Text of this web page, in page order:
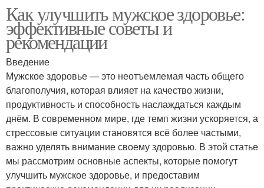
Как улучшить мужское здоровье:
эффективные советы и
рекомендации
Введение
Мужское здоровье — это неотъемлемая часть общего
благополучия, которая влияет на качество жизни,
продуктивность и способность наслаждаться каждым
днём. В современном мире, где темп жизни ускоряется, а
стрессовые ситуации становятся всё более частыми,
важно уделять внимание своему здоровью. В этой статье
мы рассмотрим основные аспекты, которые помогут
улучшить мужское здоровье, и предоставим